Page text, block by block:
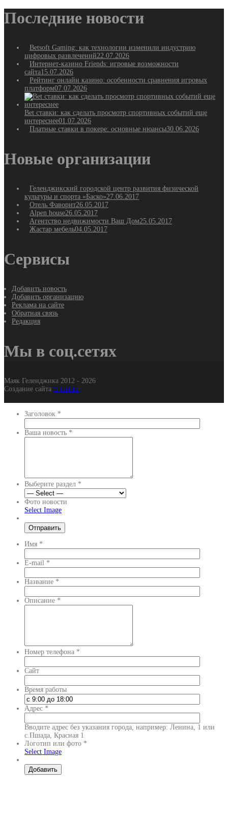
Последние новости
Betsoft Gaming: как технологии изменили индустрию
цифровых развлечений22.07.2026
Интернет-казино Friends: игровые возможности
сайта15.07.2026
Рейтинг онлайн казино: особенности сравнения игровых
платформ07.07.2026
Bet ставки: как сделать просмотр спортивных событий еще
интереснее01.07.2026
Платные ставки в покере: основные нюансы30.06.2026
Новые организации
Геленджикский городской центр развития физической
культуры и спорта «Баско»27.06.2017
Отель Фаворит26.05.2017
Alpen house26.05.2017
Агентство недвижимости Ваш Дом25.05.2017
Жастар мебель04.05.2017
Сервисы
Добавить новость
Добавить организацию
Реклама на сайте
Обратная связь
Редакция
Мы в соц.сетях
Маяк Геленджика 2012 - 2026
Создание сайта It-Gel.ru
Заголовок *
Ваша новость *
Выберите раздел *
Фото новости
Select Image
Имя *
E-mail *
Название *
Описание *
Номер телефона *
Сайт
Время работы
Адрес *
Вводите адрес без указания города, например: Ленина, 1 или
с.Пшада, Красная 1
Логотип или фото *
Select Image